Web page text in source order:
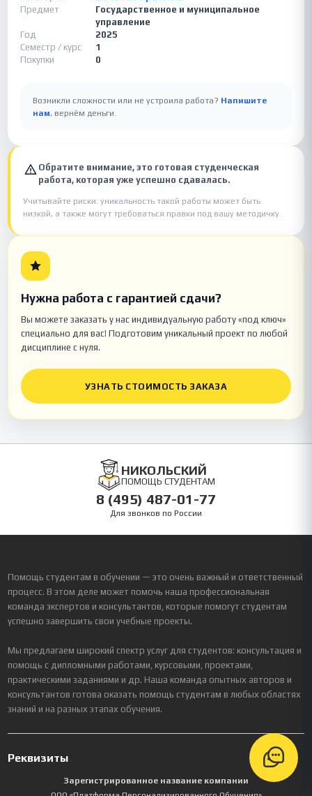
Предмет
Государственное и муниципальное
управление
Год
2025
Семестр / курс
1
Покупки
0
Возникли сложности или не устроила работа? Напишите
нам, вернём деньги.
Обратите внимание, это готовая студенческая
работа, которая уже успешно сдавалась.
Учитывайте риски: уникальность такой работы может быть
низкой, а также могут требоваться правки под вашу методичку.
Нужна работа с гарантией сдачи?
Вы можете заказать у нас индивидуальную работу «под ключ»
специально для вас! Подготовим уникальный проект по любой
дисциплине с нуля.
УЗНАТЬ СТОИМОСТЬ ЗАКАЗА
НИКОЛЬСКИЙ
ПОМОЩЬ СТУДЕНТАМ
8 (495) 487-01-77
Для звонков по России
Помощь студентам в обучении — это очень важный и ответственный
процесс. В этом деле может помочь наша профессиональная
команда экспертов и консультантов, которые помогут студентам
успешно завершить свои учебные проекты.
Мы предлагаем широкий спектр услуг для студентов: консультация и
помощь с дипломными работами, курсовыми, проектами,
практическими заданиями и др. Наша команда опытных авторов и
консультантов готова оказать помощь студентам в любых областях
знаний и на разных этапах обучения.
Реквизиты
Зарегистрированное название компании